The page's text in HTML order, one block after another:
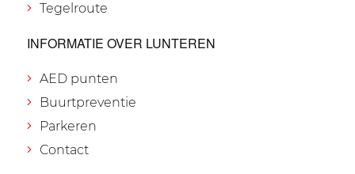
Tegelroute
INFORMATIE OVER LUNTEREN
AED punten
Buurtpreventie
Parkeren
Contact